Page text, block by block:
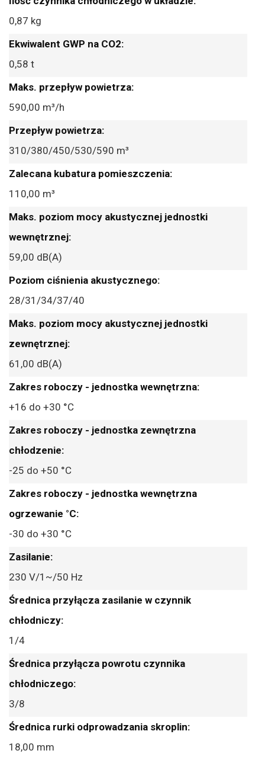
0,87 kg
0,58 t
590,00 m³/h
310/380/450/530/590 m³
110,00 m³
59,00 dB(A)
28/31/34/37/40
61,00 dB(A)
+16 do +30 °C
-25 do +50 °C
-30 do +30 °C
230 V/1~/50 Hz
1/4
3/8
18,00 mm